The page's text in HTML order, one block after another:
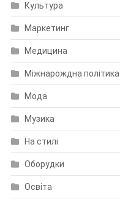
Культура
Маркетинг
Медицина
Міжнарождна політика
Мода
Музика
На стилі
Оборудки
Освіта